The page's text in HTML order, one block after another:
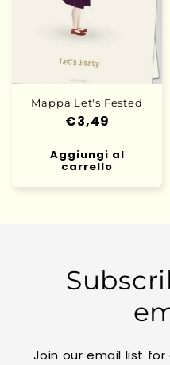
Mappa Let's Fested
Prezzo
listino
€3,49
Aggiungi al
carrello
Join our email list